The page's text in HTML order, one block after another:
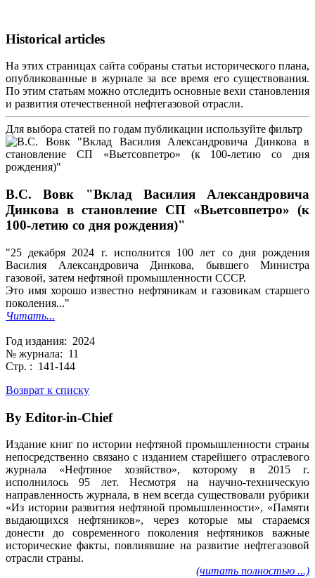
Historical articles
На этих страницах сайта собраны статьи исторического плана,
опубликованные в журнале за все время его существования.
По этим статьям можно отследить основные вехи становления
и развития отечественной нефтегазовой отрасли.
Для выбора статей по годам публикации используйте фильтр
В.С. Вовк "Вклад Василия Александровича
Динкова в становление СП «Вьетсовпетро» (к
100-летию со дня рождения)"
"25 декабря 2024 г. исполнится 100 лет со дня рождения
Василия Александровича Динкова, бывшего Министра
газовой, затем нефтяной промышленности СССР.
Это имя хорошо известно нефтяникам и газовикам старшего
поколения..."
Читать...
Год издания: 2024
№ журнала: 11
Стр. : 141-144
Возврат к списку
By Editor-in-Chief
Издание книг по истории нефтяной промышленности страны
непосредственно связано с изданием старейшего отраслевого
журнала «Нефтяное хозяйство», которому в 2015 г.
исполнилось 95 лет. Несмотря на научно-техническую
направленность журнала, в нем всегда существовали рубрики
«Из истории развития нефтяной промышленности», «Памяти
выдающихся нефтяников», через которые мы стараемся
донести до современного поколения нефтяников важные
исторические факты, повлиявшие на развитие нефтегазовой
отрасли страны.
(читать полностью ...)